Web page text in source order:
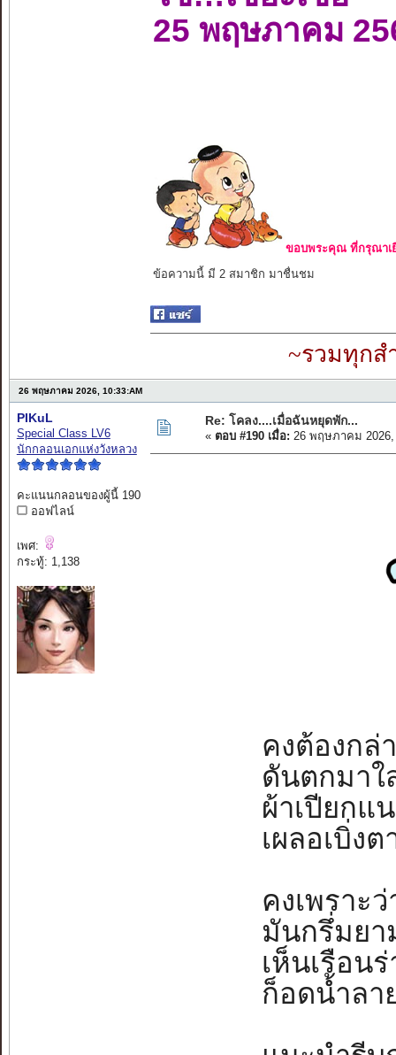
25 พฤษภาคม
ขอบพระคุณ ที่กรุณาเ
ข้อความนี้ มี 2 สมาชิก มาชื่นชม
~รวมทุกส
26 พฤษภาคม 2026, 10:33:AM
PIKuL
Special Class LV6
นักกลอนเอกแห่งวังหลวง
คะแนนกลอนของผู้นี้ 190
ออฟไลน์
เพศ:
กระทู้: 1,138
Re: โคลง....เมื่อฉันหยุดพัก...
« ตอบ #190 เมื่อ: 26 พฤษภาคม 2026,
คงต้องกล่
ดันตกมาใ
ผ้าเปียกแ
เผลอเบิ่ง
คงเพราะ
มันกรึ่มยา
เห็นเรือน
ก็อดน้ำลา